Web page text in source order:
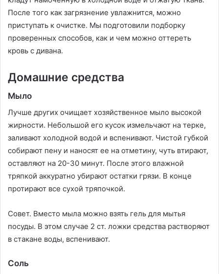
После того как загрязнение увлажнится, можно
приступать к очистке. Мы подготовили подборку
проверенных способов, как и чем можно оттереть
кровь с дивана.
Домашние средства
Мыло
Лучше других очищает хозяйственное мыло высокой
жирности. Небольшой его кусок измельчают на терке,
заливают холодной водой и вспенивают. Чистой губкой
собирают пену и наносят ее на отметину, чуть втирают,
оставляют на 20-30 минут. После этого влажной
тряпкой аккуратно убирают остатки грязи. В конце
протирают все сухой тряпочкой.
Совет. Вместо мыла можно взять гель для мытья
посуды. В этом случае 2 ст. ложки средства растворяют
в стакане воды, вспенивают.
Соль